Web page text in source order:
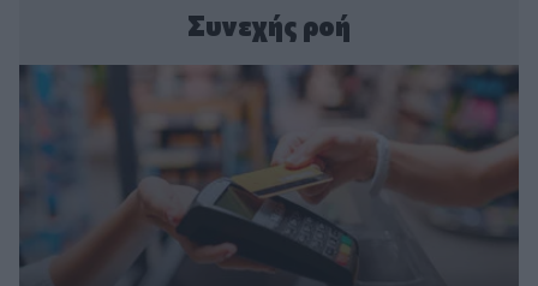
Συνεχής ροή